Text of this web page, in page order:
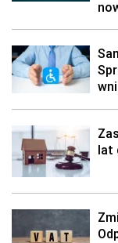
lat